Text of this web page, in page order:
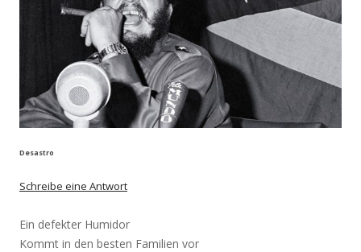
Desastro
Schreibe eine Antwort
Ein defekter Humidor
Kommt in den besten Familien vor